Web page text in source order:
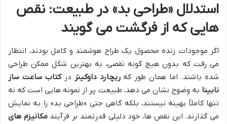
استدلال «طراحی بد» در طبیعت: نقص
هایی که از فرگشت می گویند
اگر موجودات زنده محصول یک طراح هوشمند و کامل بودند، انتظار
می رفت که بدون هیچ گونه نقصی، به بهترین شکل ممکن طراحی
شده باشند. اما همان طور کهریچارد داوکینز درکتاب ساعت ساز
نابینا به وضوح نشان می دهد، طبیعت پر از نمونه هایی است که نه
تنها کاملاً بهینه نیستند، بلکه گاهی حتی «طراحی بد» را به نمایش
می گذارند. این نقص ها، خود دلیلی قدرتمند بر فرآیندمکانیزم های